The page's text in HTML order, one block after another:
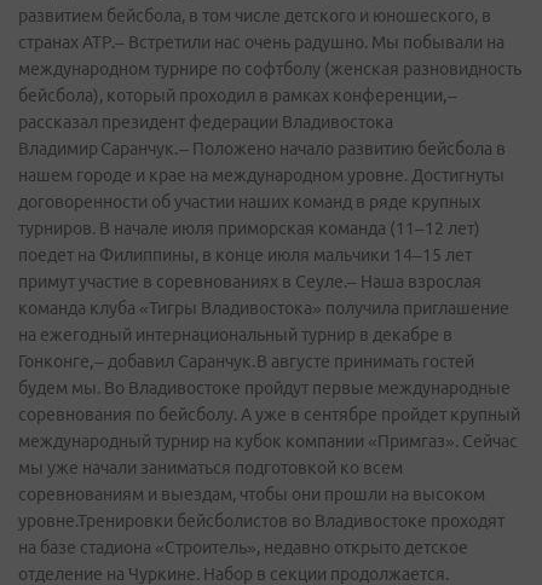
развитием бейсбола, в том числе детского и юношеского, в
странах АТР.– Встретили нас очень радушно. Мы побывали на
международном турнире по софтболу (женская разновидность
бейсбола), который проходил в рамках конференции, –
рассказал президент федерации Владивостока
Владимир Саранчук. – Положено начало развитию бейсбола в
нашем городе и крае на международном уровне. Достигнуты
договоренности об участии наших команд в ряде крупных
турниров. В начале июля приморская команда (11–12 лет)
поедет на Филиппины, в конце июля мальчики 14–15 лет
примут участие в соревнованиях в Сеуле.– Наша взрослая
команда клуба «Тигры Владивостока» получила приглашение
на ежегодный интернациональный турнир в декабре в
Гонконге, – добавил Саранчук. В августе принимать гостей
будем мы. Во Владивостоке пройдут первые международные
соревнования по бейсболу. А уже в сентябре пройдет крупный
международный турнир на кубок компании «Примгаз». Сейчас
мы уже начали заниматься подготовкой ко всем
соревнованиям и выездам, чтобы они прошли на высоком
уровне.Тренировки бейсболистов во Владивостоке проходят
на базе стадиона «Строитель», недавно открыто детское
отделение на Чуркине. Набор в секции продолжается.